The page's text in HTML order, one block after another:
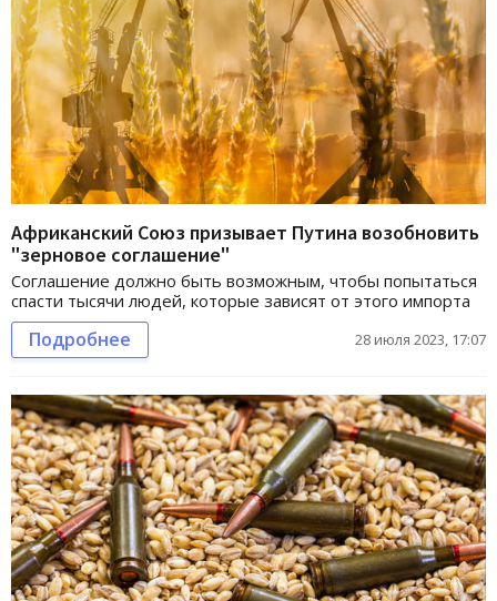
Африканский Союз призывает Путина возобновить
"зерновое соглашение"
Соглашение должно быть возможным, чтобы попытаться
спасти тысячи людей, которые зависят от этого импорта
Подробнее 28 июля 2023, 17:07